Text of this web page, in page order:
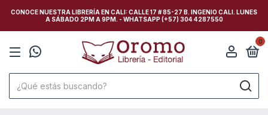
CONOCE NUESTRA LIBRERÍA EN CALI: CALLE 17 # 85-27 B. INGENIO CALI. LUNES
A SÁBADO 2PM A 9PM. - WHATSAPP (+57) 304 4287550
0